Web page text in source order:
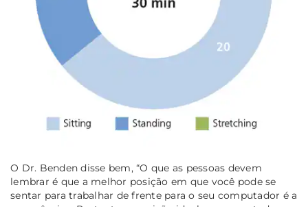
O Dr. Benden disse bem, “O que as pessoas devem
lembrar é que a melhor posição em que você pode se
sentar para trabalhar de frente para o seu computador é a